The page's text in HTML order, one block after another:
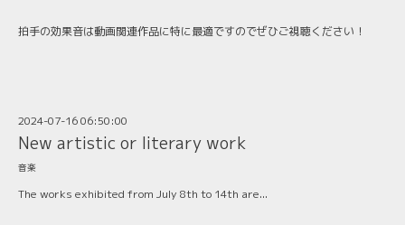
拍手の効果音は動画関連作品に特に最適ですのでぜひご視聴ください！
2024-07-16 06:50:00
New artistic or literary work
音楽
The works exhibited from July 8th to 14th are...